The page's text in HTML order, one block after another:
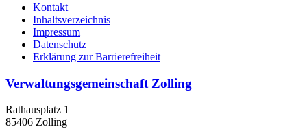
Kontakt
Inhaltsverzeichnis
Impressum
Datenschutz
Erklärung zur Barrierefreiheit
Verwaltungsgemeinschaft Zolling
Rathausplatz 1
85406 Zolling